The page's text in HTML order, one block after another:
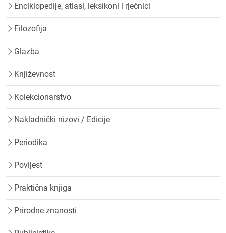
Enciklopedije, atlasi, leksikoni i rječnici
Filozofija
Glazba
Književnost
Kolekcionarstvo
Nakladnički nizovi / Edicije
Periodika
Povijest
Praktična knjiga
Prirodne znanosti